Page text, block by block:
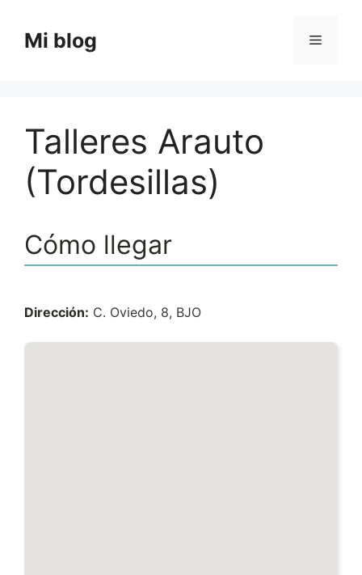
contenido
Mi blog Menú
Talleres Arauto
(Tordesillas)
Cómo llegar
Dirección: C. Oviedo, 8, BJO